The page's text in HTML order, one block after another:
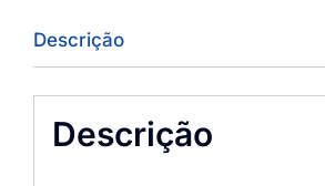
Descrição
Descrição